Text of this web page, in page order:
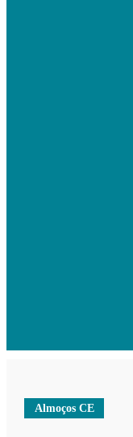
Almoços CE